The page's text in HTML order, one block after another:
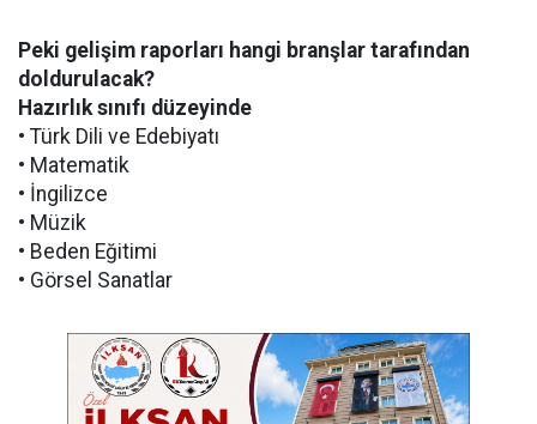
Peki gelişim raporları hangi branşlar tarafından
doldurulacak?
Hazırlık sınıfı düzeyinde
• Türk Dili ve Edebiyatı
• Matematik
• İngilizce
• Müzik
• Beden Eğitimi
• Görsel Sanatlar